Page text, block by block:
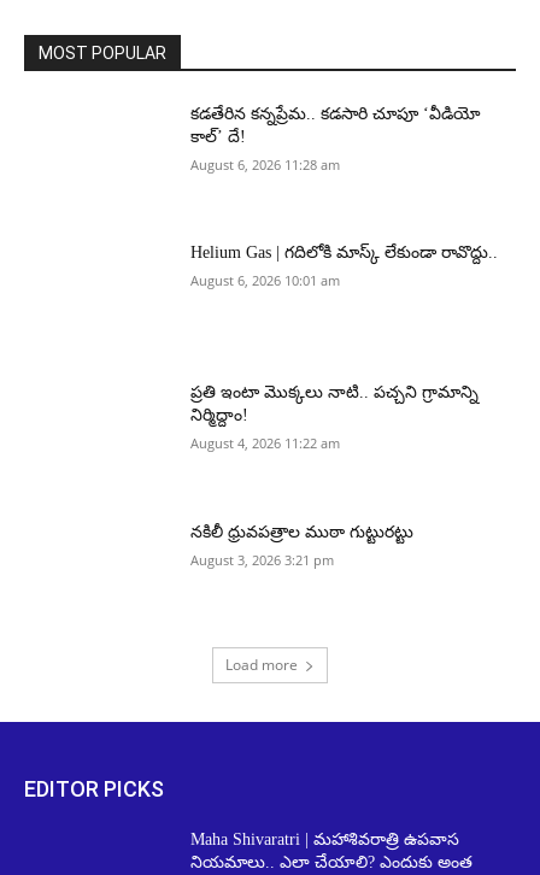
MOST POPULAR
కడతేరిన కన్నప్రేమ.. కడసారి చూపూ ‘వీడియో
కాల్’ దే!
August 6, 2026 11:28 am
Helium Gas | గదిలోకి మాస్క్ లేకుండా రావొద్దు..
August 6, 2026 10:01 am
ప్రతి ఇంటా మొక్కలు నాటి.. పచ్చని గ్రామాన్ని
నిర్మిద్దాం!
August 4, 2026 11:22 am
నకిలీ ధ్రువపత్రాల ముఠా గుట్టురట్టు
August 3, 2026 3:21 pm
Load more
EDITOR PICKS
Maha Shivaratri | మహాశివరాత్రి ఉపవాస
నియమాలు.. ఎలా చేయాలి? ఎందుకు అంత